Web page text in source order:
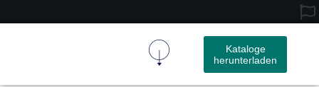
Kataloge
herunterladen